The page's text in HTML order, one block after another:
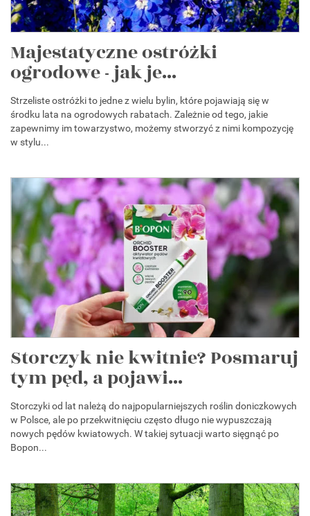
Majestatyczne ostróżki
ogrodowe - jak je...
Strzeliste ostróżki to jedne z wielu bylin, które pojawiają się w
środku lata na ogrodowych rabatach. Zależnie od tego, jakie
zapewnimy im towarzystwo, możemy stworzyć z nimi kompozycję
w stylu...
Storczyk nie kwitnie? Posmaruj
tym pęd, a pojawi...
Storczyki od lat należą do najpopularniejszych roślin doniczkowych
w Polsce, ale po przekwitnięciu często długo nie wypuszczają
nowych pędów kwiatowych. W takiej sytuacji warto sięgnąć po
Bopon...